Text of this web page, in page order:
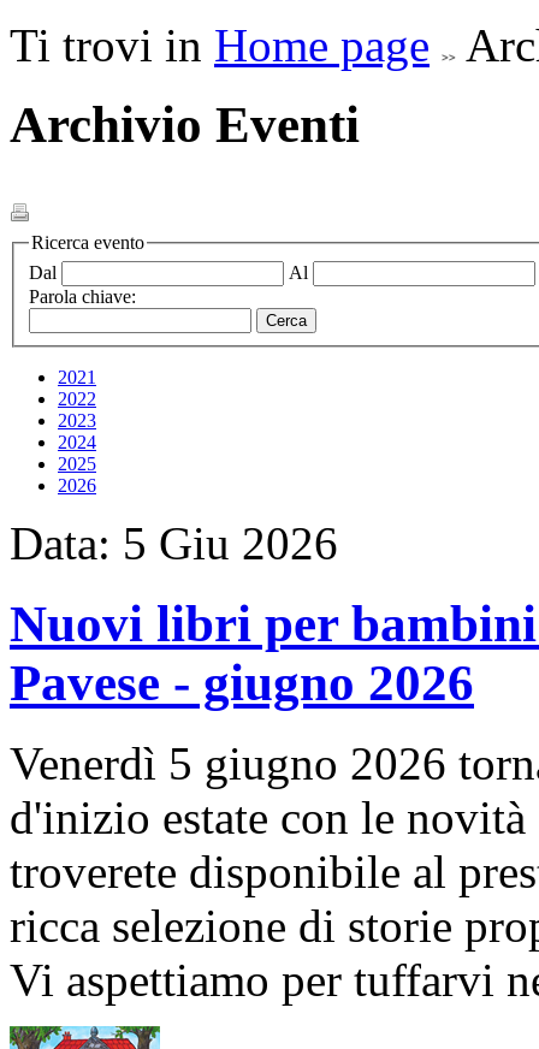
Ti trovi in Home page
Archivio Eventi
Ricerca evento
Dal
Al
Parola chiave:
2021
2022
2023
2024
2025
2026
Data: 5 Giu 2026
Nuovi libri per
Pavese - giugno 2026
Venerdì 5 giugno 2026
d'inizio estate con le
troverete disponibile al
ricca selezione di storie
Vi aspettiamo per tuffarvi